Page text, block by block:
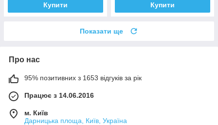
Купити Купити
Показати ще
Про нас
95% позитивних з 1653 відгуків за рік
Працює з 14.06.2016
м. Київ
Дарницька площа, Київ, Україна